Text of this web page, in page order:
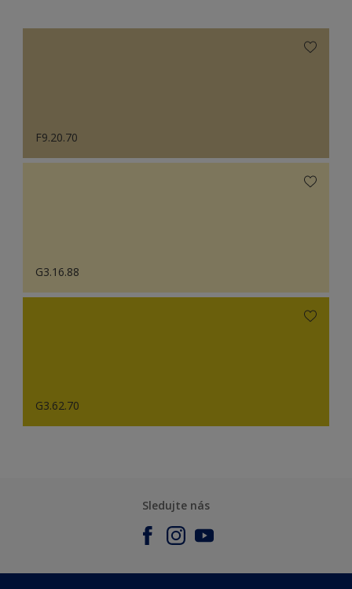
F9.20.70
G3.16.88
G3.62.70
Sledujte nás